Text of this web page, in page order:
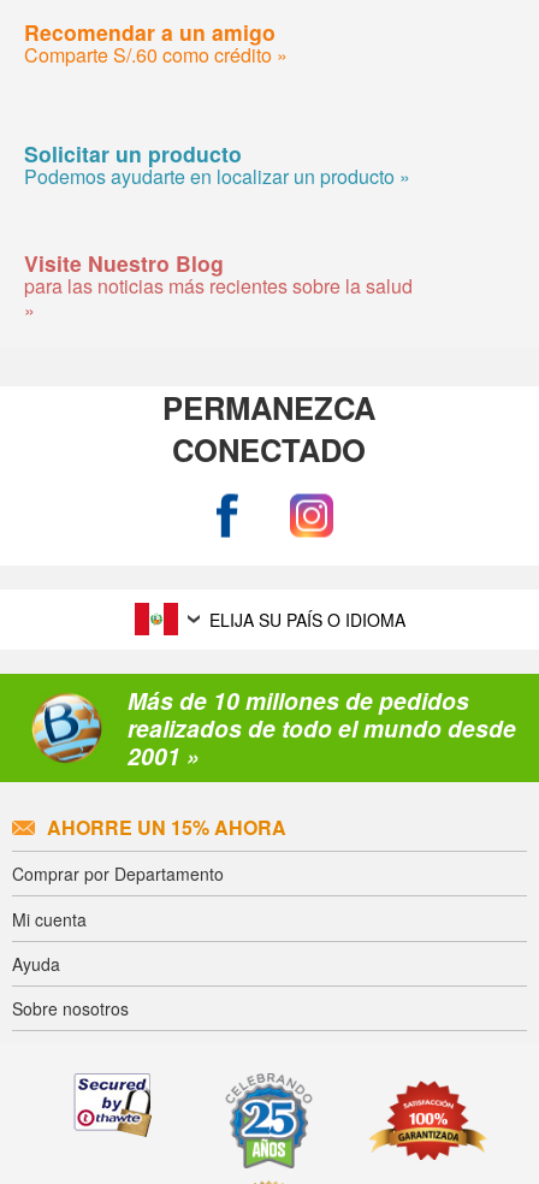
Recomendar a un amigo
Comparte S/.60 como crédito »
Solicitar un producto
Podemos ayudarte en localizar un producto »
Visite Nuestro Blog
para las noticias más recientes sobre la salud
»
PERMANEZCA
CONECTADO
ELIJA SU PAÍS O IDIOMA
Más de 10 millones de pedidos
realizados de todo el mundo desde
2001 »
AHORRE UN 15% AHORA
Comprar por Departamento
Mi cuenta
Ayuda
Sobre nosotros